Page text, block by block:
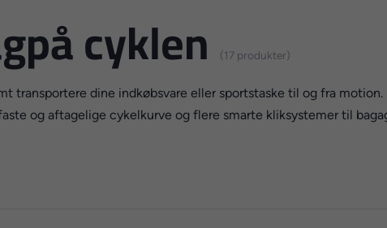
cyklen (17 produkter)
transportere dine indkøbsvare eller sportstaske til og fra
og aftagelige cykelkurve og flere smarte kliksystemer til